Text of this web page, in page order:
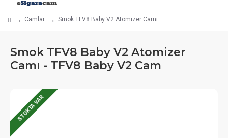
Camlar Smok TFV8 Baby V2 Atomizer Camı
Smok TFV8 Baby V2 Atomizer
Camı - TFV8 Baby V2 Cam
STOKTA VAR